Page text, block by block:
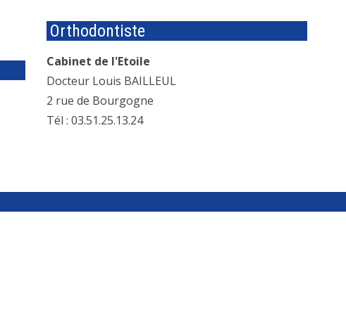
Orthodontiste
Cabinet de l'Etoile
Docteur Louis BAILLEUL
2 rue de Bourgogne
Tél : 03.51.25.13.24